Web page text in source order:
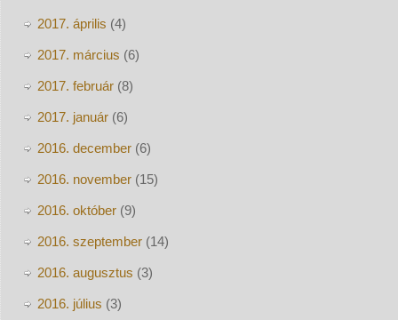
2017. április (4)
2017. március (6)
2017. február(8)
2017. január(6)
2016. december(6)
2016. november(15)
2016. október(9)
2016. szeptember(14)
2016. augusztus (3)
2016. július (3)